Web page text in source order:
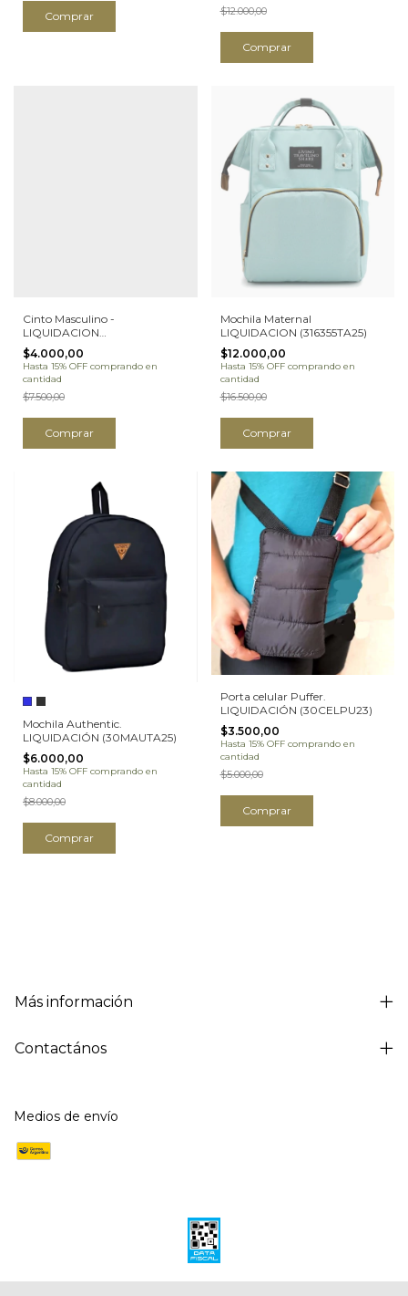
$12.000,00
Comprar
Cinto Masculino -
LIQUIDACION
(53PAU227TA25H)
$4.000,00
Hasta 15% OFF comprando en
cantidad
$7.500,00
Comprar
Mochila Maternal
LIQUIDACION (316355TA25)
$12.000,00
Hasta 15% OFF comprando en
cantidad
$16.500,00
Comprar
Mochila Authentic.
LIQUIDACIÓN (30MAUTA25)
$6.000,00
Hasta 15% OFF comprando en
cantidad
$8.000,00
Comprar
Porta celular Puffer.
LIQUIDACIÓN (30CELPU23)
$3.500,00
Hasta 15% OFF comprando en
cantidad
$5.000,00
Comprar
Más información
Contactános
Medios de envío